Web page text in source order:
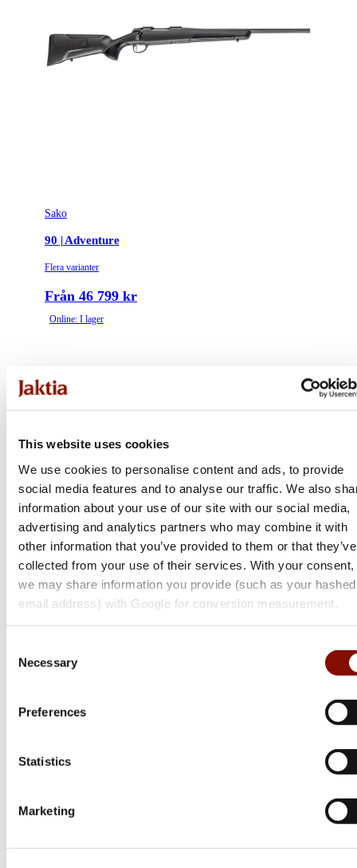
This website uses cookies
We use cookies to personalise content and ads, to provide
social media features and to analyse our traffic. We also
information about your use of our site with our social media,
advertising and analytics partners who may combine it with
other information that you’ve provided to them or that they’ve
collected from your use of their services. With your consent,
we may share information you provide (such as your hashed
email address) with Google for conversion measurement.
Selection
Necessary
Preferences
Statistics
Marketing
Sako
90 | Adventure
Flera varianter
Från 46 799 kr
Online: I lager
31 299 kr